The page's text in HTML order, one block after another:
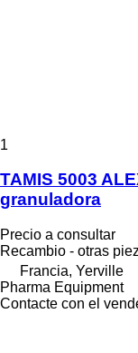
1
TAMIS 5003
granuladora
Precio a consultar
Recambio - otras
Francia, Yerville
Pharma Equipment
Contacte con el